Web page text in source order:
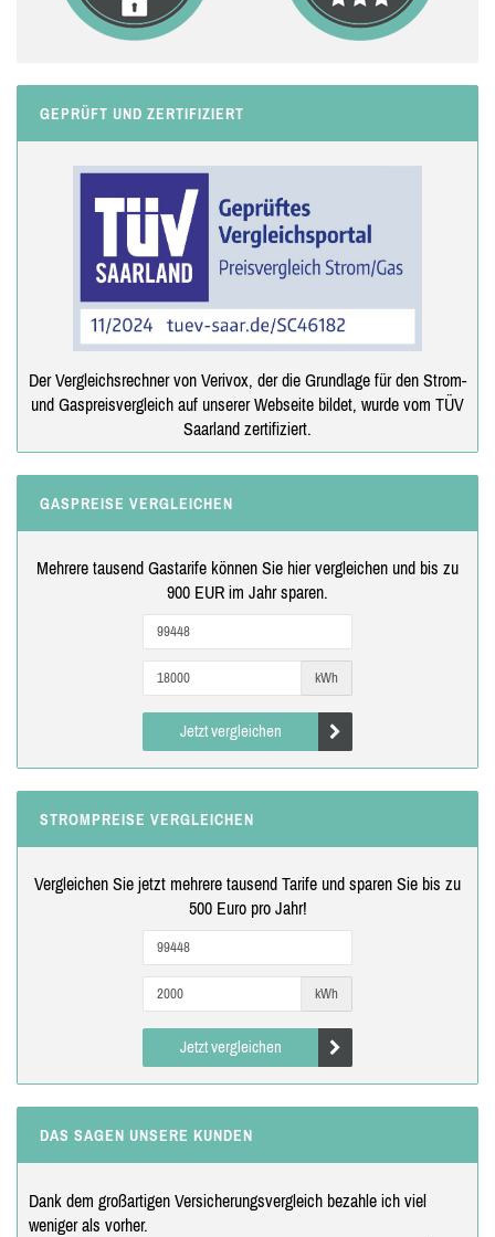
GEPRÜFT UND ZERTIFIZIERT
Der Vergleichsrechner von Verivox, der die Grundlage für den Strom-
und Gaspreisvergleich auf unserer Webseite bildet, wurde vom TÜV
Saarland zertifiziert.
GASPREISE VERGLEICHEN
Mehrere tausend Gastarife können Sie hier vergleichen und bis zu
900 EUR im Jahr sparen.
kWh
Jetzt vergleichen
STROMPREISE VERGLEICHEN
Vergleichen Sie jetzt mehrere tausend Tarife und sparen Sie bis zu
500 Euro pro Jahr!
kWh
Jetzt vergleichen
DAS SAGEN UNSERE KUNDEN
Dank dem großartigen Versicherungsvergleich bezahle ich viel
weniger als vorher.